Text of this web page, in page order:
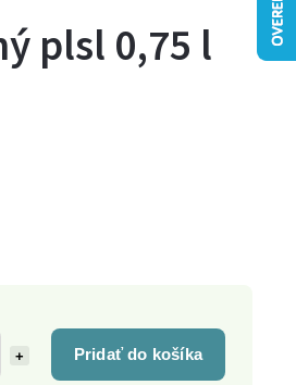
+ Pridať do košíka
plsl 0,75 l